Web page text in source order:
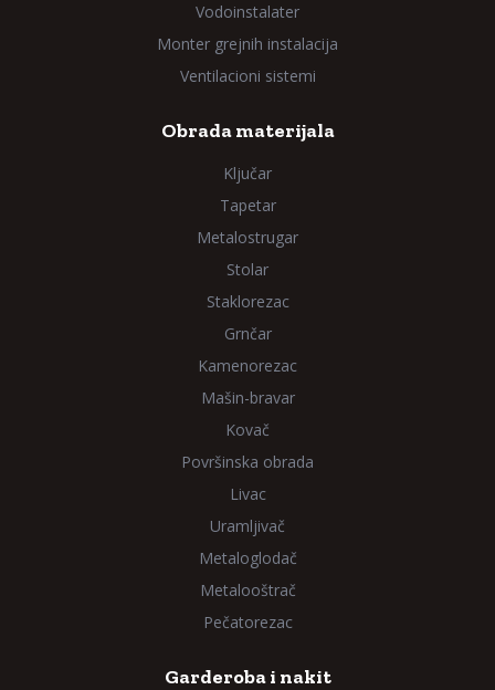
Vodoinstalater
Monter grejnih instalacija
Ventilacioni sistemi
Obrada materijala
Ključar
Tapetar
Metalostrugar
Stolar
Staklorezac
Grnčar
Kamenorezac
Mašin-bravar
Kovač
Površinska obrada
Livac
Uramljivač
Metaloglodač
Metalooštrač
Pečatorezac
Garderoba i nakit